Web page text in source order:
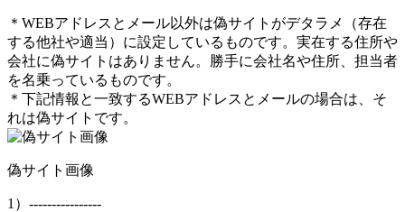
＊WEBアドレスとメール以外は偽サイトがデタラメ（存在
する他社や適当）に設定しているものです。実在する住所や
会社に偽サイトはありません。勝手に会社名や住所、担当者
を名乗っているものです。
＊下記情報と一致するWEBアドレスとメールの場合は、そ
れは偽サイトです。
偽サイト画像
1）----------------